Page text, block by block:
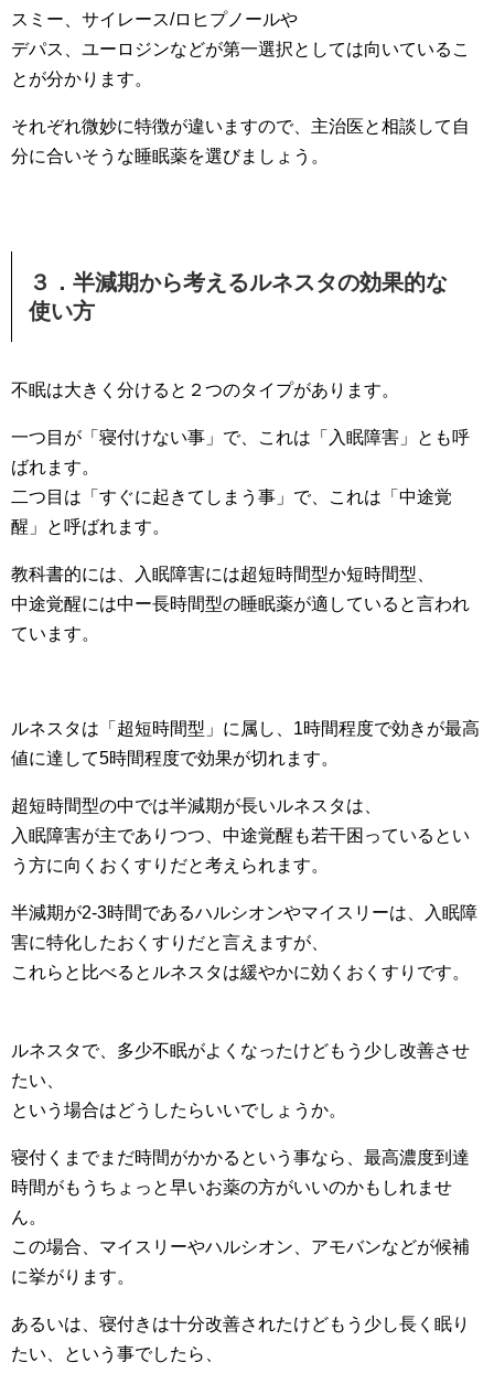
スミー、サイレース/ロヒプノールや
デパス、ユーロジンなどが第一選択としては向いているこ
とが分かります。
それぞれ微妙に特徴が違いますので、主治医と相談して自
分に合いそうな睡眠薬を選びましょう。
３．半減期から考えるルネスタの効果的な
使い方
不眠は大きく分けると２つのタイプがあります。
一つ目が「寝付けない事」で、これは「入眠障害」とも呼
ばれます。
二つ目は「すぐに起きてしまう事」で、これは「中途覚
醒」と呼ばれます。
教科書的には、入眠障害には超短時間型か短時間型、
中途覚醒には中ー長時間型の睡眠薬が適していると言われ
ています。
ルネスタは「超短時間型」に属し、1時間程度で効きが最高
値に達して5時間程度で効果が切れます。
超短時間型の中では半減期が長いルネスタは、
入眠障害が主でありつつ、中途覚醒も若干困っているとい
う方に向くおくすりだと考えられます。
半減期が2-3時間であるハルシオンやマイスリーは、入眠障
害に特化したおくすりだと言えますが、
これらと比べるとルネスタは緩やかに効くおくすりです。
ルネスタで、多少不眠がよくなったけどもう少し改善させ
たい、
という場合はどうしたらいいでしょうか。
寝付くまでまだ時間がかかるという事なら、最高濃度到達
時間がもうちょっと早いお薬の方がいいのかもしれませ
ん。
この場合、マイスリーやハルシオン、アモバンなどが候補
に挙がります。
あるいは、寝付きは十分改善されたけどもう少し長く眠り
たい、という事でしたら、